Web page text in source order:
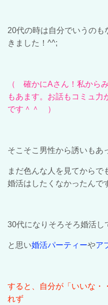
20代の時は自分でいうのも
きました！ ^^;
（ 確かにAさん！私から
もあます。お話もコミュ力
です＾＾ ）
そこそこ男性から誘いもあ
まだ色んな人を見てからで
婚活はしたくなかったんで
30代になりそろそろ婚活し
と思い婚活パーティーやア
すると、自分が「いいな・
れず